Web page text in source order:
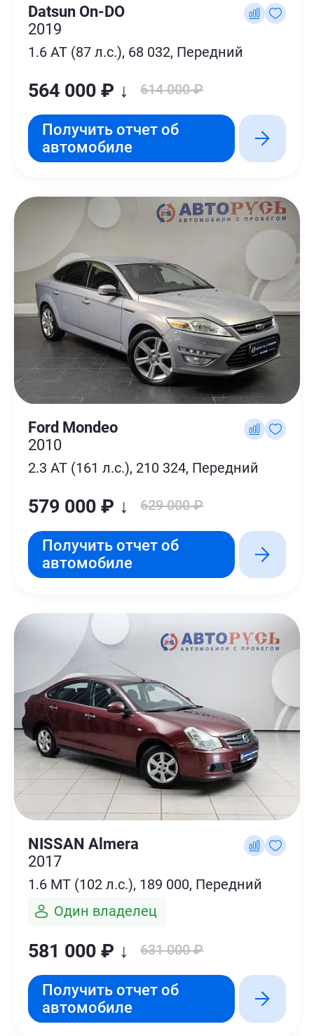
Datsun On-DO
2019
1.6 AT (87 л.с.), 68 032, Передний
564 000 ₽ ↓ 614 000 ₽
Получить отчет об
автомобиле
Ford Mondeo
2010
2.3 AT (161 л.с.), 210 324, Передний
579 000 ₽ ↓ 629 000 ₽
Получить отчет об
автомобиле
NISSAN Almera
2017
1.6 MT (102 л.с.), 189 000, Передний
Один владелец
581 000 ₽ ↓ 631 000 ₽
Получить отчет об
автомобиле